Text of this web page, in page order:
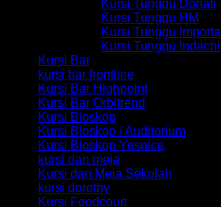
Kursi Tunggu Donati
Kursi Tunggu HM
Kursi Tunggu Importa
Kursi Tunggu Indachi
Kursi Bar
kursi bar frontline
Kursi Bar Highpoint
Kursi Bar Orbitrend
Kursi Bioskop
Kursi Bioskop / Auditorium
Kursi Bioskop Yesnice
kursi dan meja
Kursi dan Meja Sekolah
kursi dorothy
Kursi Foodcourt